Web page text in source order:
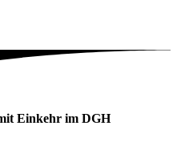
Einkehr im DGH